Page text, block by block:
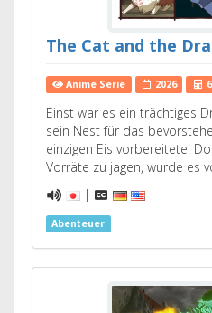
The Cat and the
Anime Serie 2026
Einst war es ein trächtiges
sein Nest für das
einzigen Eis vorbereitete.
Vorräte zu jagen, wurde es
|
Abenteuer